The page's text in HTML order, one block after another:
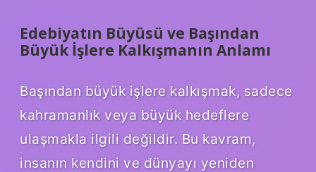
Edebiyatın Büyüsü ve Başından
Büyük İşlere Kalkışmanın Anlamı
Başından büyük işlere kalkışmak, sadece
kahramanlık veya büyük hedeflere
ulaşmakla ilgili değildir. Bu kavram,
insanın kendini ve dünyayı yeniden